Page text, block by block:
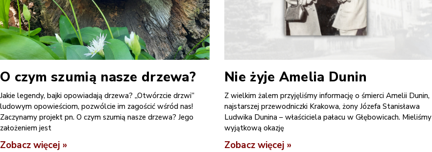
O czym szumią nasze drzewa?
Jakie legendy, bajki opowiadają drzewa? „Otwórzcie drzwi”
ludowym opowieściom, pozwólcie im zagościć wśród nas!
Zaczynamy projekt pn. O czym szumią nasze drzewa? Jego
założeniem jest
Zobacz więcej »
Nie żyje Amelia Dunin
Z wielkim żalem przyjęliśmy informację o śmierci Amelii Dunin,
najstarszej przewodniczki Krakowa, żony Józefa Stanisława
Ludwika Dunina – właściciela pałacu w Głębowicach. Mieliśmy
wyjątkową okazję
Zobacz więcej »